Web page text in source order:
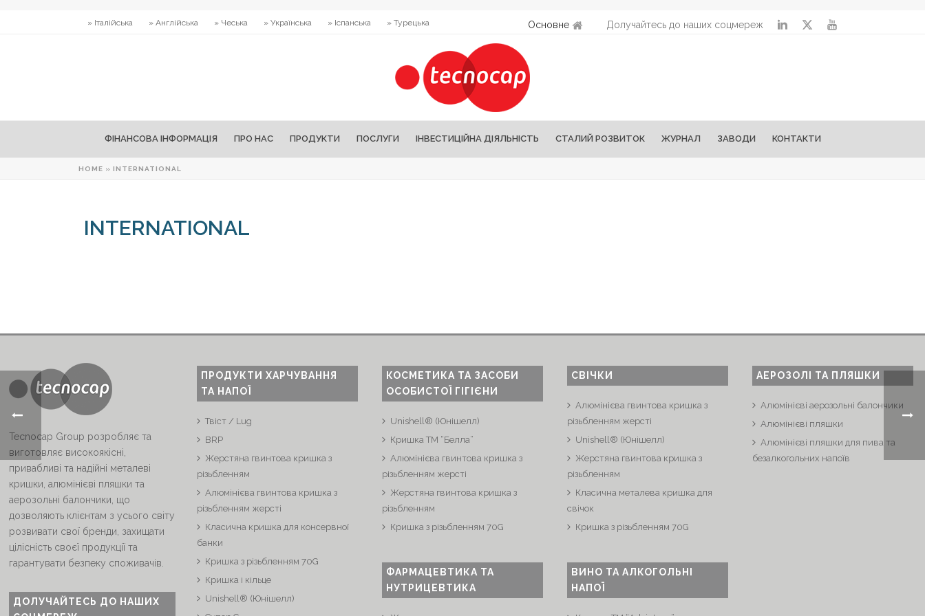
» Італійська » Англійська » Чеська » Українська » Іспанська » Турецька Основне Долучайтесь до наших соцмереж
ФІНАНСОВА ІНФОРМАЦІЯ ПРО НАС ПРОДУКТИ ПОСЛУГИ ІНВЕСТИЦІЙНА ДІЯЛЬНІСТЬ СТАЛИЙ РОЗВИТОК ЖУРНАЛ ЗАВОДИ КОНТАКТИ
HOME » INTERNATIONAL
INTERNATIONAL
Tecnocap Group розробляє та
виготовляє високоякісні,
привабливі та надійні металеві
кришки, алюмінієві пляшки та
аерозольні балончики, що
дозволяють клієнтам з усього світу
розвивати свої бренди, захищати
цілісність своєї продукції та
гарантувати безпеку споживачів.
ДОЛУЧАЙТЕСЬ ДО НАШИХ
ПРОДУКТИ ХАРЧУВАННЯ
ТА НАПОЇ
Твіст / Lug
BRP
Жерстяна гвинтова кришка з
різьбленням
Алюмінієва гвинтова кришка з
різьбленням жерсті
Класична кришка для консервної
банки
Кришка з різьбленням 70G
Кришка і кільце
Unishell® (Юнішелл)
КОСМЕТИКА ТА ЗАСОБИ
ОСОБИСТОЇ ГІГІЄНИ
Unishell® (Юнішелл)
Кришка ТМ “Белла”
Алюмінієва гвинтова кришка з
різьбленням жерсті
Жерстяна гвинтова кришка з
різьбленням
Кришка з різьбленням 70G
ФАРМАЦЕВТИКА ТА
НУТРИЦЕВТИКА
СВІЧКИ
Алюмінієва гвинтова кришка з
різьбленням жерсті
Unishell® (Юнішелл)
Жерстяна гвинтова кришка з
різьбленням
Класична металева кришка для
свічок
Кришка з різьбленням 70G
ВИНО ТА АЛКОГОЛЬНІ
НАПОЇ
АЕРОЗОЛІ ТА ПЛЯШКИ
Алюмінієві аерозольні балончики
Алюмінієві пляшки
Алюмінієві пляшки для пива та
безалкогольних напоїв